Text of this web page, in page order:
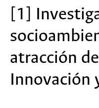
[1]
atracción
Innovación